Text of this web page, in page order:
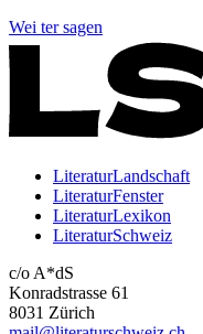
Wei ter sagen
LiteraturLandschaft
LiteraturFenster
LiteraturLexikon
LiteraturSchweiz
c/o A*dS
Konradstrasse 61
8031 Zürich